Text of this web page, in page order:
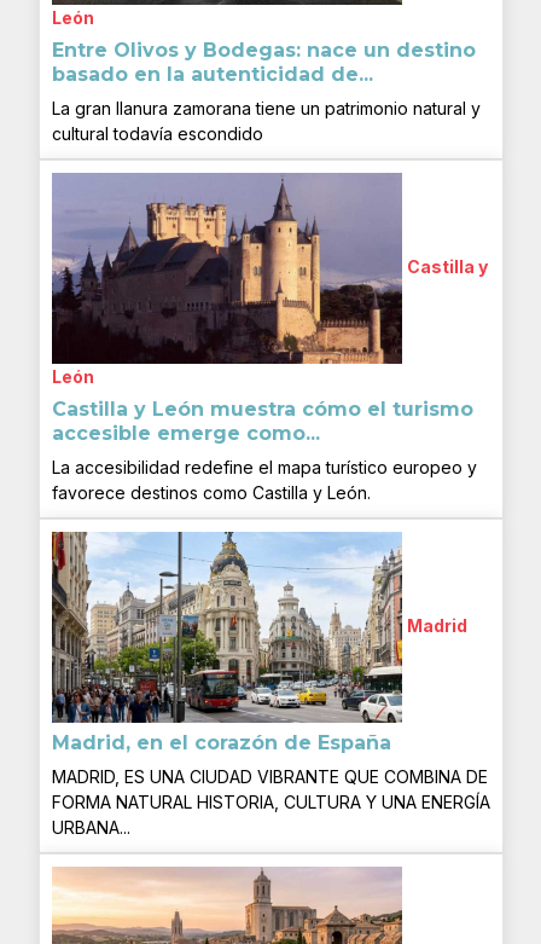
León
Entre Olivos y Bodegas: nace un destino
basado en la autenticidad de...
La gran llanura zamorana tiene un patrimonio natural y
cultural todavía escondido
Castilla y
León
Castilla y León muestra cómo el turismo
accesible emerge como...
La accesibilidad redefine el mapa turístico europeo y
favorece destinos como Castilla y León.
Madrid
Madrid, en el corazón de España
MADRID, ES UNA CIUDAD VIBRANTE QUE COMBINA DE
FORMA NATURAL HISTORIA, CULTURA Y UNA ENERGÍA
URBANA...